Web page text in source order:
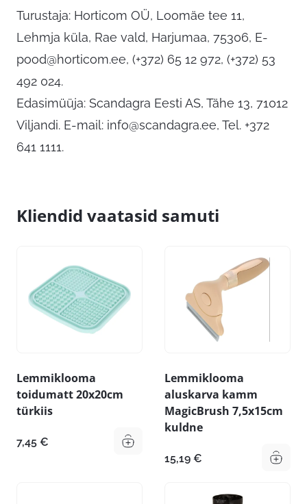
Turustaja: Horticom OÜ, Loomäe tee 11,
Lehmja küla, Rae vald, Harjumaa, 75306, E-
pood@horticom.ee, (+372) 65 12 972, (+372) 53
492 024.
Edasimüüja: Scandagra Eesti AS, Tähe 13, 71012
Viljandi. E-mail: info@scandagra.ee, Tel. +372
641 1111.
Kliendid vaatasid samuti
Lemmiklooma
toidumatt 20x20cm
türkiis
7,45 €
Lemmiklooma
aluskarva kamm
MagicBrush 7,5x15cm
kuldne
15,19 €